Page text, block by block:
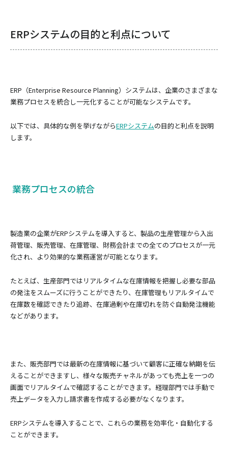
ERPシステムの目的と利点について
ERP（Enterprise Resource Planning）システムは、企業のさまざまな
業務プロセスを統合し一元化することが可能なシステムです。
以下では、具体的な例を挙げながらERPシステムの目的と利点を説明
します。
業務プロセスの統合
製造業の企業がERPシステムを導入すると、製品の生産管理から入出
荷管理、販売管理、在庫管理、財務会計までの全てのプロセスが一元
化され、より効果的な業務運営が可能となります。
たとえば、生産部門ではリアルタイムな在庫情報を把握し必要な部品
の発注をスムーズに行うことができたり、在庫管理もリアルタイムで
在庫数を確認できたり追跡、在庫過剰や在庫切れを防ぐ自動発注機能
などがあります。
また、販売部門では最新の在庫情報に基づいて顧客に正確な納期を伝
えることができますし、様々な販売チャネルがあっても売上を一つの
画面でリアルタイムで確認することができます。経理部門では手動で
売上データを入力し請求書を作成する必要がなくなります。
ERPシステムを導入することで、これらの業務を効率化・自動化する
ことができます。